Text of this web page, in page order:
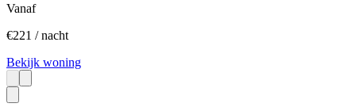
Vanaf
€221 / nacht
Bekijk woning